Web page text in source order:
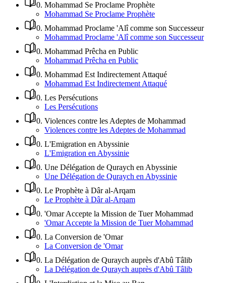
0. Mohammad Se Proclame Prophète
Mohammad Se Proclame Prophète
0. Mohammad Proclame 'Alî comme son Successeur
Mohammad Proclame 'Alî comme son Successeur
0. Mohammad Prêcha en Public
Mohammad Prêcha en Public
0. Mohammad Est Indirectement Attaqué
Mohammad Est Indirectement Attaqué
0. Les Persécutions
Les Persécutions
0. Violences contre les Adeptes de Mohammad
Violences contre les Adeptes de Mohammad
0. L'Emigration en Abyssinie
L'Emigration en Abyssinie
0. Une Délégation de Quraych en Abyssinie
Une Délégation de Quraych en Abyssinie
0. Le Prophète à Dâr al-Arqam
Le Prophète à Dâr al-Arqam
0. 'Omar Accepte la Mission de Tuer Mohammad
'Omar Accepte la Mission de Tuer Mohammad
0. La Conversion de 'Omar
La Conversion de 'Omar
0. La Délégation de Quraych auprès d'Abû Tâlib
La Délégation de Quraych auprès d'Abû Tâlib